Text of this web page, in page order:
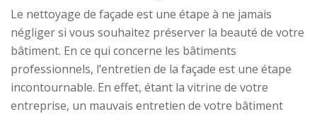
Le nettoyage de façade est une étape à ne jamais
négliger si vous souhaitez préserver la beauté de votre
bâtiment. En ce qui concerne les bâtiments
professionnels, l’entretien de la façade est une étape
incontournable. En effet, étant la vitrine de votre
entreprise, un mauvais entretien de votre bâtiment